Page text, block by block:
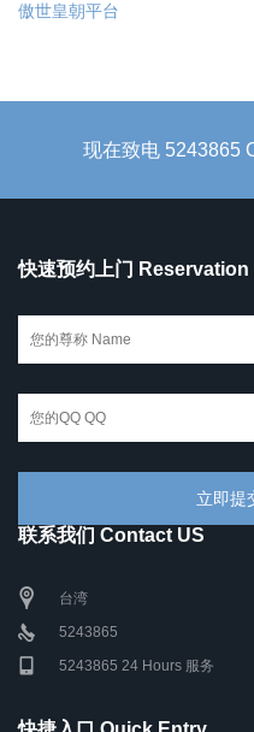
傲世皇朝平台
现在致电 5243865
快速预约上门 Reservation
联系我们 Contact US
台湾
5243865
5243865 24 Hours 服务